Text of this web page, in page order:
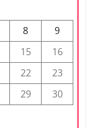
8
9
15
16
22
23
29
30